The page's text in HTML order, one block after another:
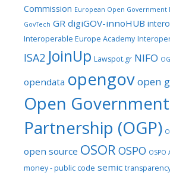
Commission European Open Government
GovTech GR digiGOV-innoHUB
Interoperable Europe Academy
ISA2 JoinUp Lawspot.gr NIFO
opendata opengovopen
Open Government
Partnership (OGP)
open source OSOR OSPO OSPO
money - public code semic